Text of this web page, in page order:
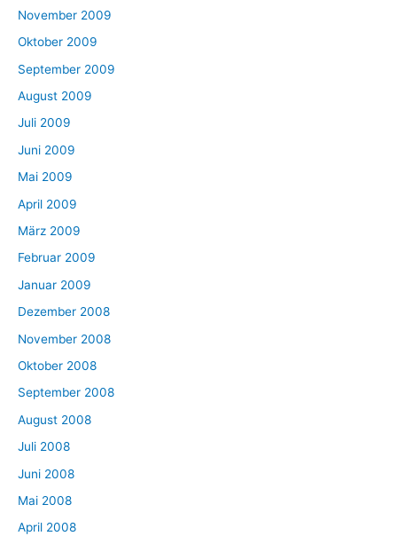
November 2009
Oktober 2009
September 2009
August 2009
Juli 2009
Juni 2009
Mai 2009
April 2009
März 2009
Februar 2009
Januar 2009
Dezember 2008
November 2008
Oktober 2008
September 2008
August 2008
Juli 2008
Juni 2008
Mai 2008
April 2008